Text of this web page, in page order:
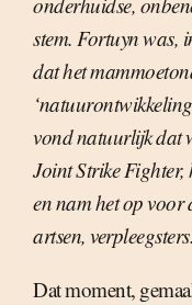
stem. Fortuyn was,
dat het
vond natuurlijk dat
Joint Strike
en nam het op voor
artsen, verpleegsters.
Dat moment,